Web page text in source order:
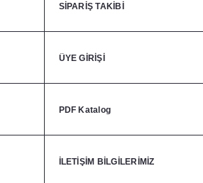
SİPARİŞ TAKİBİ
ÜYE GİRİŞİ
PDF Katalog
İLETİŞİM BİLGİLERİMİZ